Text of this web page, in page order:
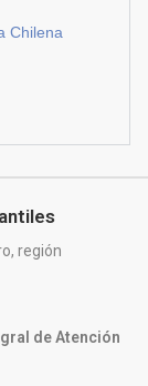
Chilena
región
de Atención